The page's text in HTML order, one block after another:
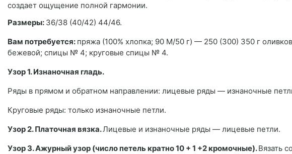
создает ощущение полной гармонии.
Размеры: 36/38 (40/42) 44/46.
Вам потребуется: пряжа (100% хлопка; 90 М/50 г) — 250 (300) 350 г
бежевой; спицы № 4; круговые спицы № 4.
Узор 1. Изнаночная гладь.
Ряды в прямом и обратном направлении: лицевые ряды — изнаночные
Круговые ряды: только изнаночные петли.
Узор 2. Платочная вязка.Лицевые и изнаночные ряды — лицевые петли.
Узор 3. Ажурный узор (число петель кратно 10 + 1 +2 кромочные).Вязать